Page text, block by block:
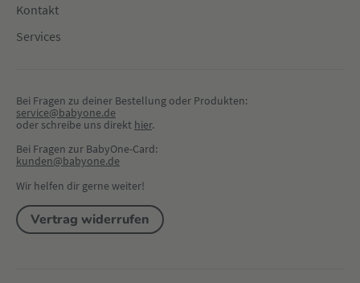
Kontakt
Services
Bei Fragen zu deiner Bestellung oder Produkten:
service@babyone.de
oder schreibe uns direkt hier.
Bei Fragen zur BabyOne-Card:
kunden@babyone.de
Wir helfen dir gerne weiter!
Vertrag widerrufen